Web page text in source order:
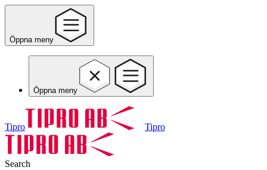
Öppna meny
Öppna meny
Tipro Tipro
Search